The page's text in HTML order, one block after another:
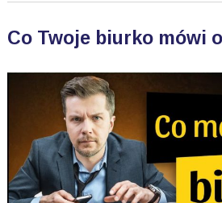
Co Twoje biurko mówi